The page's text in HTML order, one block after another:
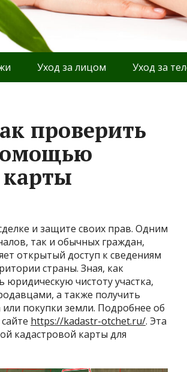
Уход за лицом Уход за
проверить
и защите своих прав. Одним
так и обычных граждан,
открытый доступ к сведениям
страны. Зная, как
чистоту участка,
а также получить
покупки земли. Подробнее об
https://kadastr-otchet.ru/. Эта
кадастровой карты для